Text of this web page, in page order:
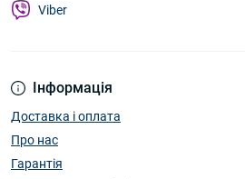
Інформація
Доставка і оплата
Про нас
Гарантія
Viber